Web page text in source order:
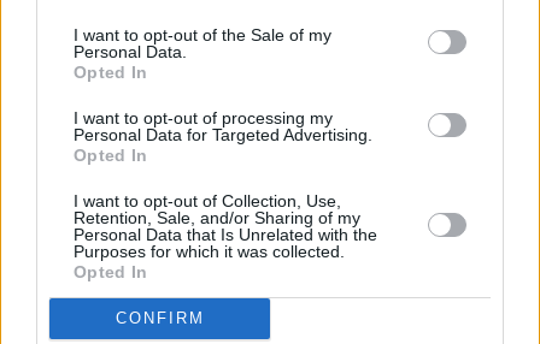
I want to opt-out of the Sale of my
Personal Data.
Opted In
I want to opt-out of processing my
Personal Data for Targeted Advertising.
Opted In
I want to opt-out of Collection, Use,
Retention, Sale, and/or Sharing of my
Personal Data that Is Unrelated with the
Purposes for which it was collected.
Opted In
CONFIRM
Koh Samui
Lanzarote Larnaka
Los Angeles
Mangalia Marseille Melbourne
Menorca
Mexico City
Miami